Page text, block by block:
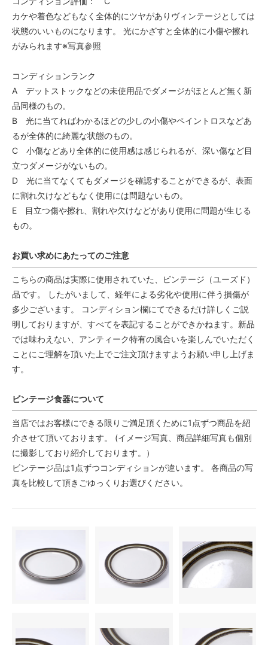
カケや着色などもなく全体的にツヤがありヴィンテージとしては
状態のいいものになります。 光にかざすと全体的に小傷や擦れ
がみられます※写真参照
コンディションランク
A デットストックなどの未使用品でダメージがほとんど無く新
品同様のもの。
B 光に当てればわかるほどの少しの小傷やペイントロスなどあ
るが全体的に綺麗な状態のもの。
C 小傷などあり全体的に使用感は感じられるが、深い傷など目
立つダメージがないもの。
D 光に当てなくてもダメージを確認することができるが、表面
に割れ欠けなどもなく使用には問題ないもの。
E 目立つ傷や擦れ、割れや欠けなどがあり使用に問題が生じる
もの。
お買い求めにあたってのご注意
こちらの商品は実際に使用されていた、ビンテージ（ユーズド）
品です。 したがいまして、経年による劣化や使用に伴う損傷が
多少ございます。 コンディション欄にてできるだけ詳しくご説
明しておりますが、すべてを表記することができかねます。新品
では味わえない、アンティーク特有の風合いを楽しんでいただく
ことにご理解を頂いた上でご注文頂けますようお願い申し上げま
す。
ビンテージ食器について
当店ではお客様にできる限りご満足頂くために1点ずつ商品を紹
介させて頂いております。 (イメージ写真、商品詳細写真も個別
に撮影しており紹介しております。）
ビンテージ品は1点ずつコンディションが違います。 各商品の写
真を比較して頂きごゆっくりお選びください。